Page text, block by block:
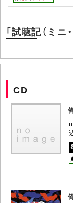
「試聴記（ミ
CD